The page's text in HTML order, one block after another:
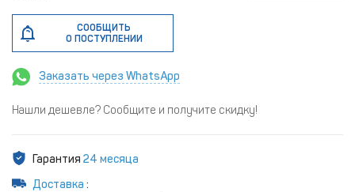
СООБЩИТЬ
О ПОСТУПЛЕНИИ
Заказать через WhatsApp
Нашли дешевле? Сообщите и получите скидку!
Гарантия 24 месяца
Доставка :